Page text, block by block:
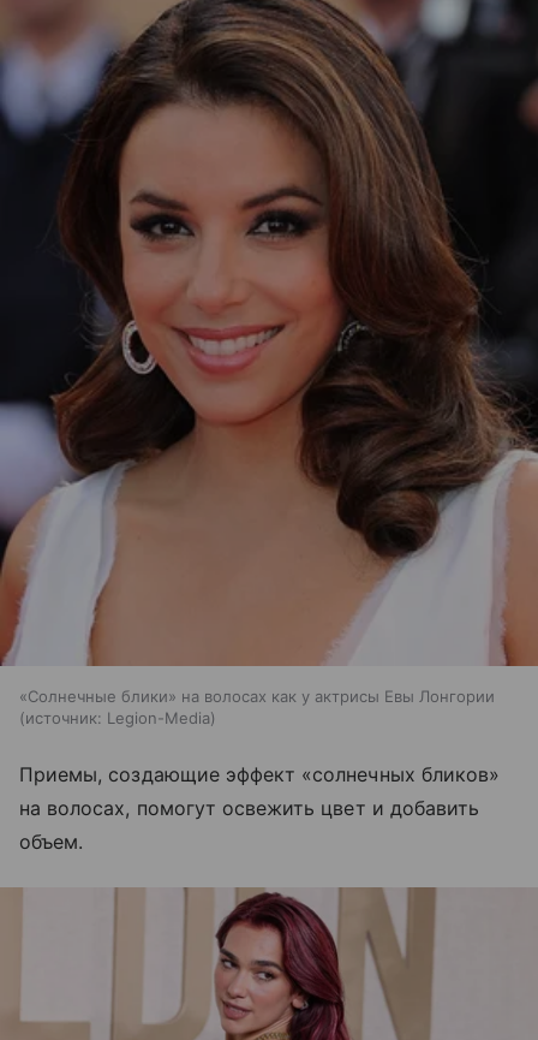
«Солнечные блики» на волосах как у актрисы Евы Лонгории
источник: Legion-Media
Приемы, создающие эффект «солнечных бликов»
на волосах, помогут освежить цвет и добавить
объем.